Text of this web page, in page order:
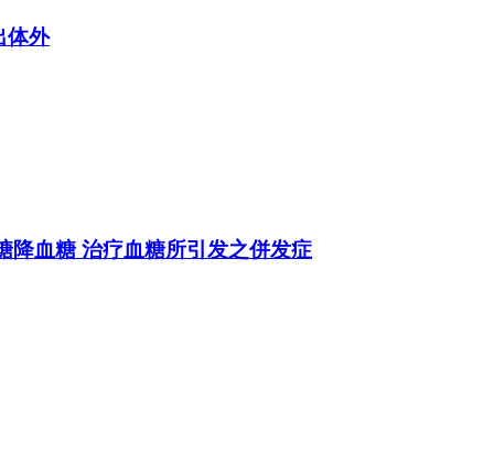
体外
降血糖 治疗血糖所引发之併发症